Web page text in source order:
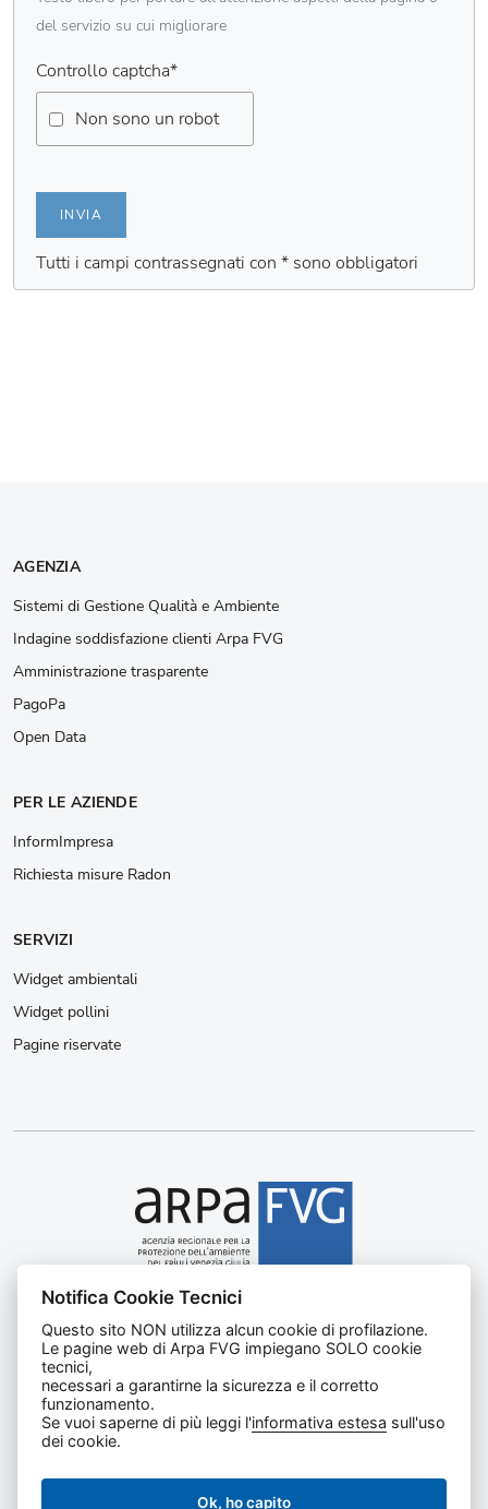
del servizio su cui migliorare
Controllo captcha*
Non sono un robot
INVIA
Tutti i campi contrassegnati con * sono obbligatori
AGENZIA
Sistemi di Gestione Qualità e Ambiente
Indagine soddisfazione clienti Arpa FVG
Amministrazione trasparente
PagoPa
Open Data
PER LE AZIENDE
InformImpresa
Richiesta misure Radon
SERVIZI
Widget ambientali
Widget pollini
Pagine riservate
Agenzia regionale per la protezione dell’ambiente del
Friuli Venezia Giulia
C.F. e P. IVA 02096520305
Tel 0432 1918111
Notifica Cookie Tecnici
Questo sito NON utilizza alcun cookie di profilazione.
Le pagine web di Arpa FVG impiegano SOLO cookie
tecnici,
necessari a garantirne la sicurezza e il corretto
funzionamento.
Se vuoi saperne di più leggi l'informativa estesa sull'uso
dei cookie.
Ok, ho capito